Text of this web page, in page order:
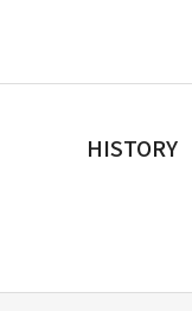
HISTORY